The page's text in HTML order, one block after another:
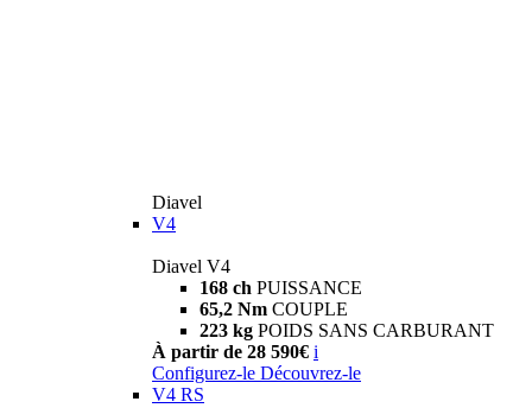
Diavel
V4
Diavel V4
168 ch PUISSANCE
65,2 Nm COUPLE
223 kg POIDS SANS CARBURANT
À partir de 28 590€ i
Configurez-le Découvrez-le
V4 RS